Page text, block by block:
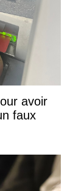
avoir
faux